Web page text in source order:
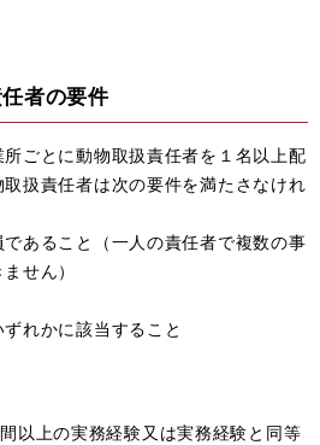
任者の要件
ごとに動物取扱責任者を１名以上配
扱責任者は次の要件を満たさなけれ
あること（一人の責任者で複数の事
せん）
れかに該当すること
以上の実務経験又は実務経験と同等